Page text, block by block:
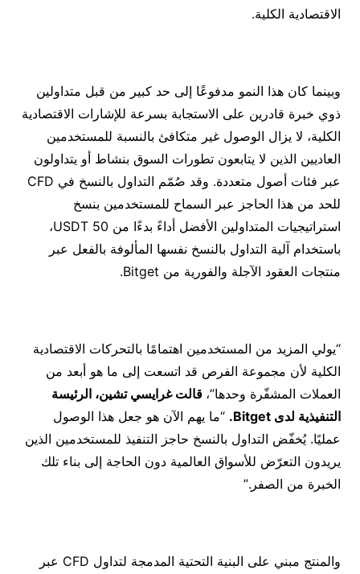
الاقتصادية الكلية.
وبينما كان هذا النمو مدفوعًا إلى حد كبير من قبل متداولين
ذوي خبرة قادرين على الاستجابة بسرعة للإشارات الاقتصادية
الكلية، لا يزال الوصول غير متكافئ بالنسبة للمستخدمين
العاديين الذين لا يتابعون تطورات السوق بنشاط أو يتداولون
عبر فئات أصول متعددة. وقد صُمّم التداول بالنسخ في CFD
للحد من هذا الحاجز عبر السماح للمستخدمين بنسخ
استراتيجيات المتداولين الأفضل أداءً بدءًا من 50 USDT،
باستخدام آلية التداول بالنسخ نفسها المألوفة بالفعل عبر
منتجات العقود الآجلة والفورية من Bitget.
“يولي المزيد من المستخدمين اهتمامًا بالتحركات الاقتصادية
الكلية لأن مجموعة الفرص قد اتسعت إلى ما هو أبعد من
العملات المشفّرة وحدها”، قالت غرايسي تشين، الرئيسة
التنفيذية لدى Bitget.
“ما يهم الآن هو جعل هذا الوصول
عمليًا. يُخفّض التداول بالنسخ حاجز التنفيذ للمستخدمين الذين
يريدون التعرّض للأسواق العالمية دون الحاجة إلى بناء تلك
الخبرة من الصفر.”
والمنتج مبني على البنية التحتية المدمجة لتداول CFD عبر